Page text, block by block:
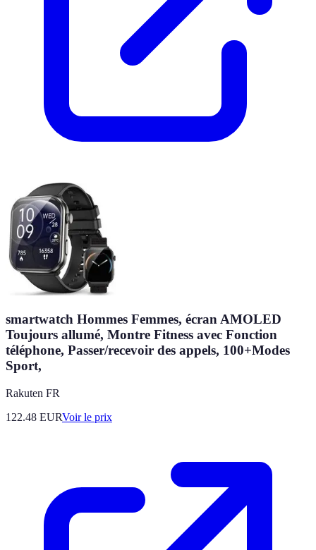
smartwatch Hommes Femmes, écran AMOLED
Toujours allumé, Montre Fitness avec Fonction
téléphone, Passer/recevoir des appels, 100+Modes
Sport,
Rakuten FR
122.48 EURVoir le prix